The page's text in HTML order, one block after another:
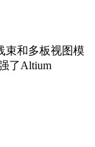
线束和多板视图模
了Altium